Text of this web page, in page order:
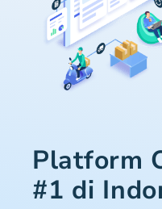
Platform
#1 di